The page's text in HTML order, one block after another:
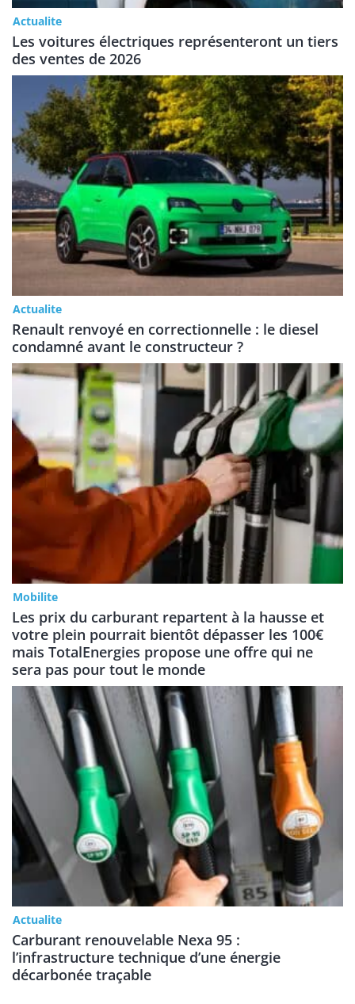
Actualite
Les voitures électriques représenteront un tiers
des ventes de 2026
Actualite
Renault renvoyé en correctionnelle : le diesel
condamné avant le constructeur ?
Mobilite
Les prix du carburant repartent à la hausse et
votre plein pourrait bientôt dépasser les 100€
mais TotalEnergies propose une offre qui ne
sera pas pour tout le monde
Actualite
Carburant renouvelable Nexa 95 :
l’infrastructure technique d’une énergie
décarbonée traçable